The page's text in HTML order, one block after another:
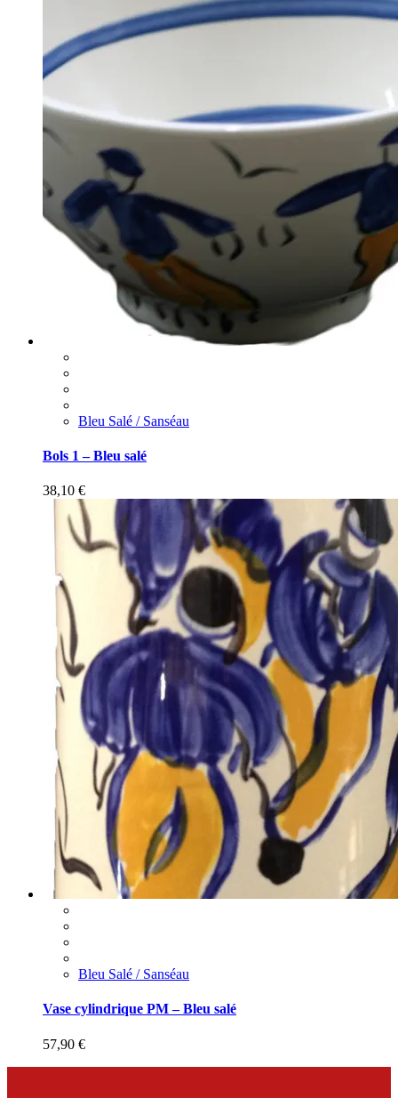
Bleu Salé / Sanséau
Bols 1 – Bleu salé
38,10 €
Bleu Salé / Sanséau
Vase cylindrique PM – Bleu salé
57,90 €